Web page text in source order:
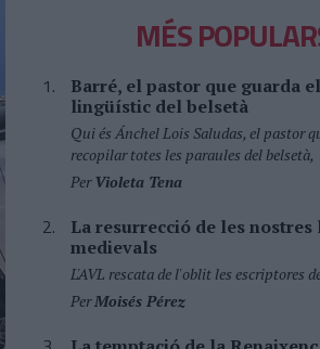
MÉS
Barré, el pastor que guarda
lingüístic del belsetà
Qui és Ánchel Lois Saludas, el pastor
recopilar totes les paraules del belsetà,
PerVioleta Tena
La resurrecció de les
medievals
L'AVL rescata de l'oblit les escriptores
PerMoisés Pérez